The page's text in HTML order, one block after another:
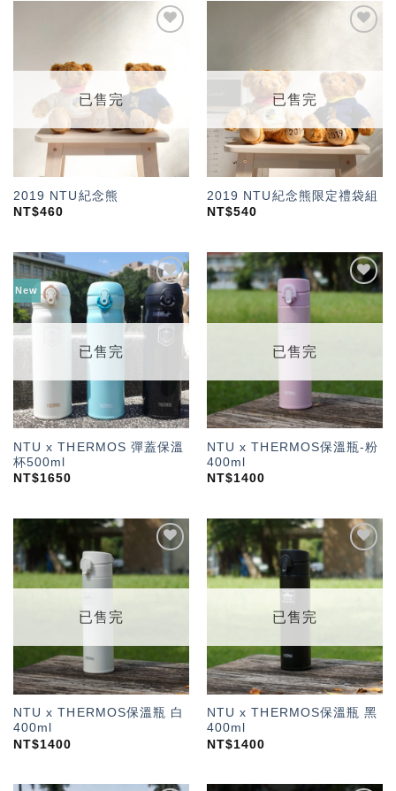
望輕
單」
已售完
2019 NTU紀念熊
NT$460
單」
已售完
2019 NTU紀念熊限定禮袋組
NT$540
New
加入
「願
望輕
單」
已售完
NTU x THERMOS 彈蓋保溫
杯500ml
NT$1650
加入
望輕
已售完
NTU x THERMOS保溫瓶-粉
400ml
NT$1400
「願
望輕
已售完
NTU x THERMOS保溫瓶 白
400ml
NT$1400
「願
望輕
已售完
NTU x THERMOS保溫瓶 黑
400ml
NT$1400